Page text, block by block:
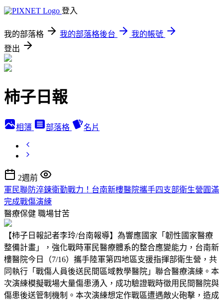
登入
我的部落格 我的部落格後台
我的帳號
登出
柿子日報
相簿 部落格 名片
2週前
軍民聯防淬鍊衛勤戰力！台南新樓醫院攜手四支部衛生營圓滿
完成戰傷演練
醫療保健 職場甘苦
【柿子日報記者李玲/台南報導】為響應國家「韌性國家醫療
整備計畫」，強化戰時軍民醫療體系的整合應變能力，台南新
樓醫院今日（7/16）攜手陸軍第四地區支援指揮部衛生營，共
同執行「戰傷人員後送民間區域教學醫院」聯合醫療演練。本
次演練模擬戰場大量傷患湧入，成功驗證戰時徵用民間醫院與
傷患後送管制機制。本次演練想定作戰區遭遇敵火砲擊，造成